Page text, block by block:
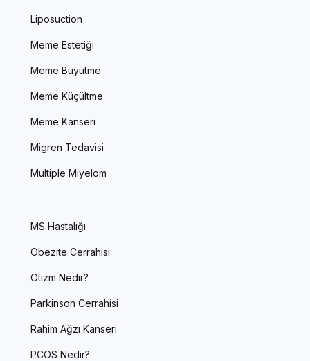
Liposuction
Meme Estetiği
Meme Büyütme
Meme Küçültme
Meme Kanseri
Migren Tedavisi
Multiple Miyelom
MS Hastalığı
Obezite Cerrahisi
Otizm Nedir?
Parkinson Cerrahisi
Rahim Ağzı Kanseri
PCOS Nedir?